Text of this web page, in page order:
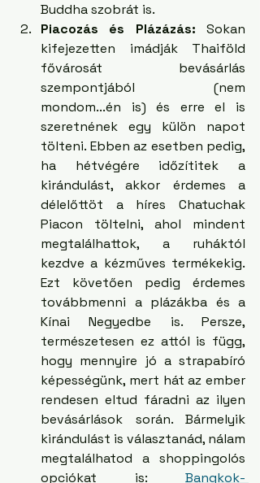
Buddha szobrát is.
Piacozás és Plázázás: Sokan
kifejezetten imádják Thaiföld
fővárosát bevásárlás
szempontjából (nem
mondom...én is) és erre el is
szeretnének egy külön napot
tölteni. Ebben az esetben pedig,
ha hétvégére időzítitek a
kirándulást, akkor érdemes a
délelőttöt a híres Chatuchak
Piacon töltelni, ahol mindent
megtalálhattok, a ruháktól
kezdve a kézműves termékekig.
Ezt követően pedig érdemes
továbbmenni a plázákba és a
Kínai Negyedbe is. Persze,
természetesen ez attól is függ,
hogy mennyire jó a strapabíró
képességünk, mert hát az ember
rendesen eltud fáradni az ilyen
bevásárlások során. Bármelyik
kirándulást is választanád, nálam
megtalálhatod a shoppingolós
opciókat is: Bangkok-